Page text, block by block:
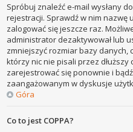
Spróbuj znaleźć e-mail wysłany
rejestracji. Sprawdź w nim nazwę
zalogować się jeszcze raz.
administrator dezaktywował lub
zmniejszyć rozmiar bazy danych,
którzy nic nie pisali przez dłuższy
zarejestrować się ponownie i
zaangażowanym w dyskusje
Góra
Co to jest COPPA?